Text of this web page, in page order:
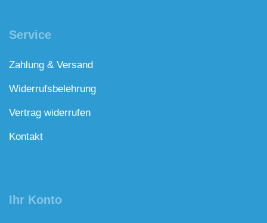
Service
Zahlung & Versand
Widerrufsbelehrung
Vertrag widerrufen
Kontakt
Ihr Konto